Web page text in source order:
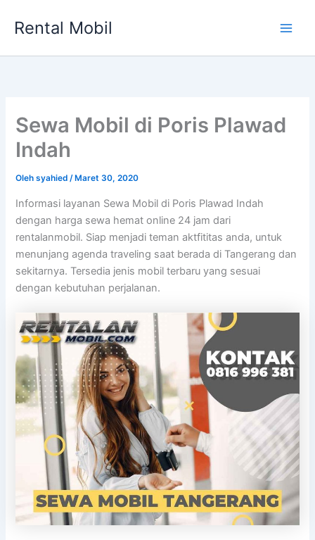
Rental Mobil
Sewa Mobil di Poris Plawad
Indah
Olehsyahied/ Maret 30, 2020
Informasi layanan Sewa Mobil di Poris Plawad Indah
dengan harga sewa hemat online 24 jam dari
rentalanmobil. Siap menjadi teman aktfititas anda, untuk
menunjang agenda traveling saat berada di Tangerang dan
sekitarnya. Tersedia jenis mobil terbaru yang sesuai
dengan kebutuhan perjalanan.